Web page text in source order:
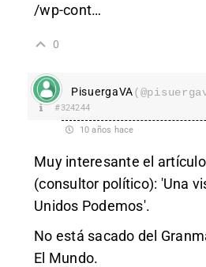
/wp-cont…
0
PisuergaVA
#324244
10 años hace
Muy interesante el
(consultor político): 'Una
Unidos Podemos'.
No está sacado del
El Mundo.